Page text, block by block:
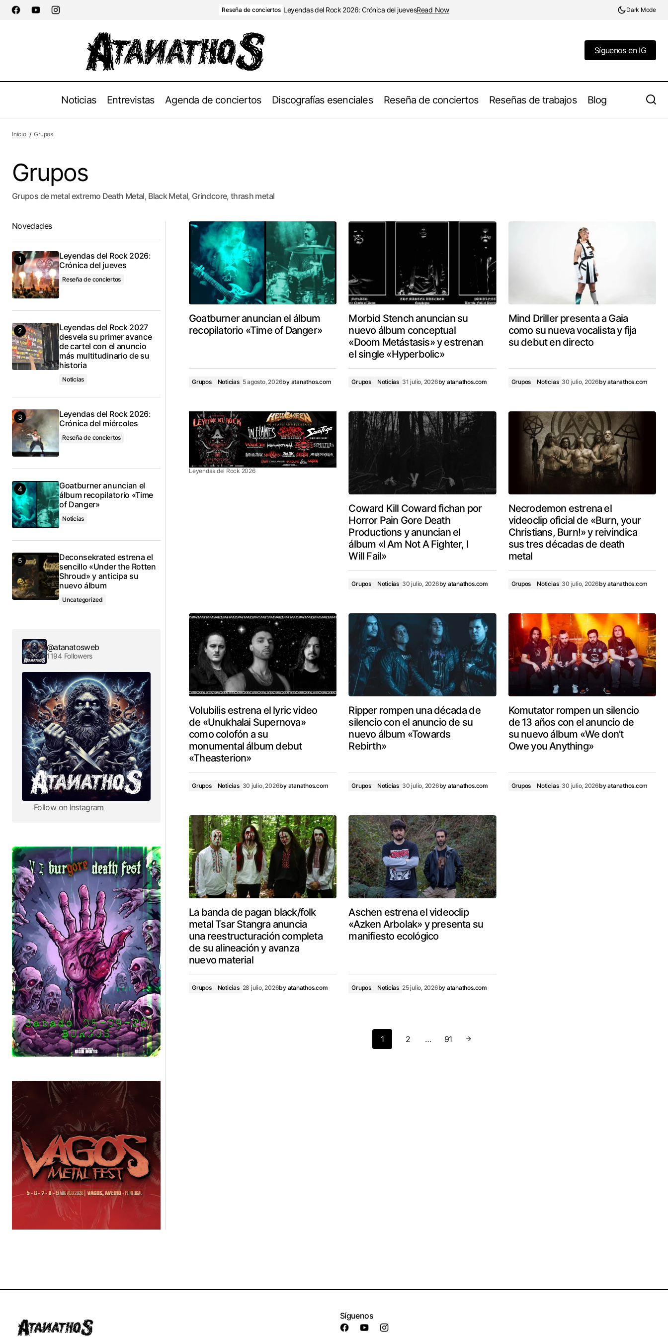
Reseña de conciertos Leyendas del Rock 2026: Crónica del juevesRead Now Dark Mode
Síguenos en IG
Noticias Entrevistas Agenda de conciertos Discografías esenciales Reseña de conciertos Reseñas de trabajos Blog
Inicio Grupos
Grupos
Grupos de metal extremo Death Metal, Black Metal, Grindcore, thrash metal
Goatburner anuncian el álbum
recopilatorio «Time of Danger»
Grupos Noticias 5 agosto, 2026by atanathos.com
Morbid Stench anuncian su
nuevo álbum conceptual
«Doom Metástasis» y estrenan
el single «Hyperbolic»
Grupos Noticias 31 julio, 2026by atanathos.com
Mind Driller presenta a Gaia
como su nueva vocalista y fija
su debut en directo
Grupos Noticias 30 julio, 2026byatanathos.com
Leyendas del Rock 2026
Coward Kill Coward fichan por
Horror Pain Gore Death
Productions y anuncian el
álbum «I Am Not A Fighter, I
Will Fail»
Grupos Noticias 30 julio, 2026by atanathos.com
Necrodemon estrena el
videoclip oficial de «Burn, your
Christians, Burn!» y reivindica
sus tres décadas de death
metal
Grupos Noticias 30 julio, 2026byatanathos.com
Volubilis estrena el lyric video
de «Unukhalai Supernova»
como colofón a su
monumental álbum debut
«Theasterion»
Grupos Noticias 30 julio, 2026by atanathos.com
Ripper rompen una década de
silencio con el anuncio de su
nuevo álbum «Towards
Rebirth»
Grupos Noticias 30 julio, 2026by atanathos.com
Komutator rompen un silencio
de 13 años con el anuncio de
su nuevo álbum «We don’t
Owe you Anything»
Grupos Noticias 30 julio, 2026byatanathos.com
La banda de pagan black/folk
metal Tsar Stangra anuncia
una reestructuración completa
de su alineación y avanza
nuevo material
Grupos Noticias 28 julio, 2026by atanathos.com
Aschen estrena el videoclip
«Azken Arbolak» y presenta su
manifiesto ecológico
Grupos Noticias 25 julio, 2026by atanathos.com
1 2 … 91
Novedades
Leyendas del Rock 2026:
Crónica del jueves
Reseña de conciertos
Leyendas del Rock 2027
desvela su primer avance
de cartel con el anuncio
más multitudinario de su
historia
Noticias
Leyendas del Rock 2026:
Crónica del miércoles
Reseña de conciertos
Goatburner anuncian el
álbum recopilatorio «Time
of Danger»
Noticias
Deconsekrated estrena el
sencillo «Under the Rotten
Shroud» y anticipa su
nuevo álbum
Uncategorized
@atanatosweb
1194 Followers
Follow on Instagram
Síguenos